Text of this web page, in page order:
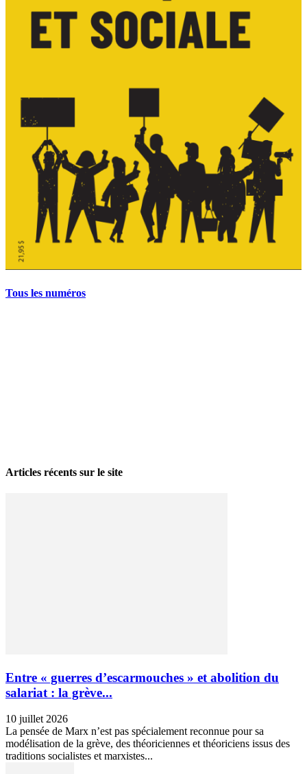
Tous les numéros
Articles récents sur le site
Entre « guerres d’escarmouches » et abolition du
salariat : la grève...
10 juillet 2026
La pensée de Marx n’est pas spécialement reconnue pour sa
modélisation de la grève, des théoriciennes et théoriciens issus des
traditions socialistes et marxistes...